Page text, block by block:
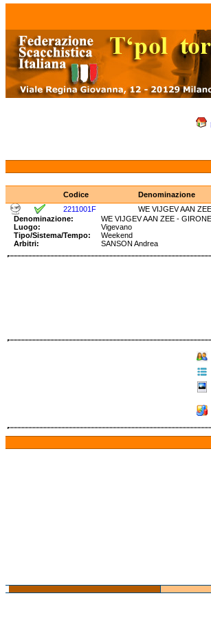
Codice Denominazione
2211001F
WE VIJGEV AAN
Denominazione:
WE VIJGEV AAN ZEE -
Luogo:
Vigevano
Tipo/Sistema/Tempo:
Weekend
Arbitri:
SANSON Andrea